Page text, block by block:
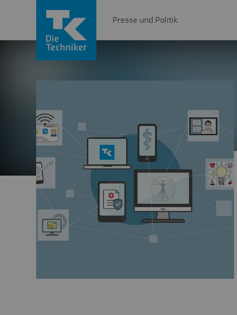
Presse und Politik